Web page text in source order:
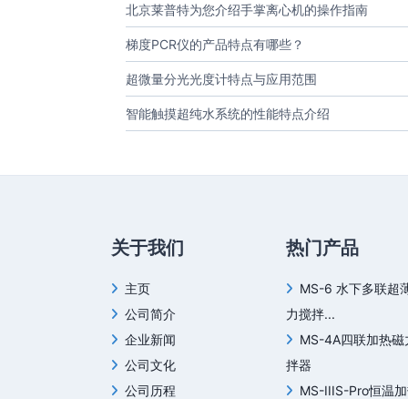
北京莱普特为您介绍手掌离心机的操作指南
梯度PCR仪的产品特点有哪些？
超微量分光光度计特点与应用范围
智能触摸超纯水系统的性能特点介绍
关于我们
主页
公司简介
企业新闻
公司文化
公司历程
热门产品
MS-6 水下多联超
力搅拌...
MS-4A四联加热磁
拌器
MS-IIIS-Pro恒温